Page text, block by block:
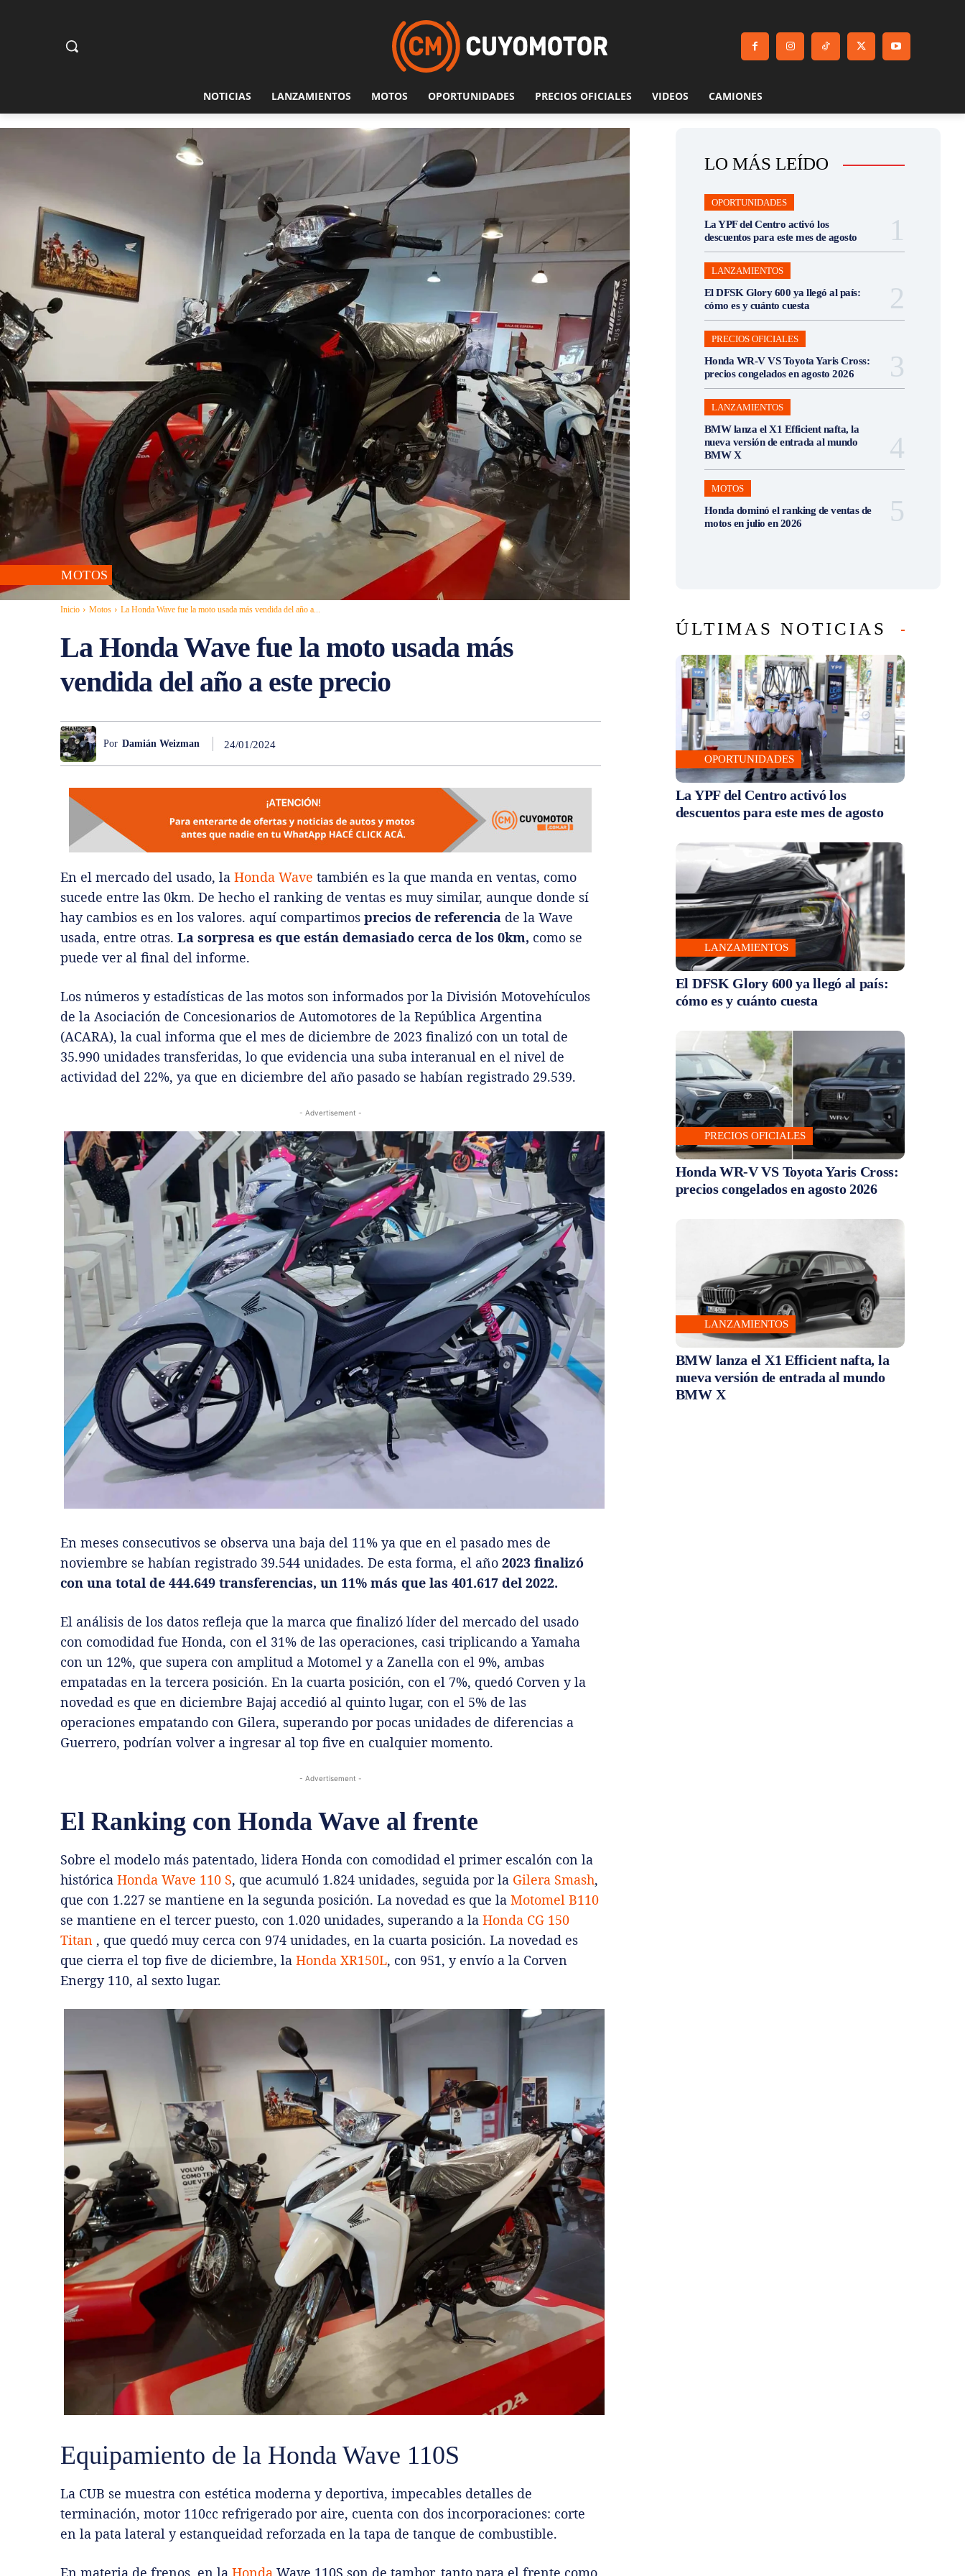
NOTICIAS LANZAMIENTOS MOTOS OPORTUNIDADES PRECIOS OFICIALES VIDEOS CAMIONES
MOTOS
Inicio Motos La Honda Wave fue la moto usada más vendida del año a...
La Honda Wave fue la moto usada más
vendida del año a este precio
Por Damián Weizman 24/01/2024
En el mercado del usado, la Honda Wave también es la que manda en ventas, como
sucede entre las 0km. De hecho el ranking de ventas es muy similar, aunque donde sí
hay cambios es en los valores. aquí compartimos precios de referencia de la Wave
usada, entre otras. La sorpresa es que están demasiado cerca de los 0km, como se
puede ver al final del informe.
Los números y estadísticas de las motos son informados por la División Motovehículos
de la Asociación de Concesionarios de Automotores de la República Argentina
(ACARA), la cual informa que el mes de diciembre de 2023 finalizó con un total de
35.990 unidades transferidas, lo que evidencia una suba interanual en el nivel de
actividad del 22%, ya que en diciembre del año pasado se habían registrado 29.539.
- Advertisement -
En meses consecutivos se observa una baja del 11% ya que en el pasado mes de
noviembre se habían registrado 39.544 unidades. De esta forma, el año 2023 finalizó
con una total de 444.649 transferencias, un 11% más que las 401.617 del 2022.
El análisis de los datos refleja que la marca que finalizó líder del mercado del usado
con comodidad fue Honda, con el 31% de las operaciones, casi triplicando a Yamaha
con un 12%, que supera con amplitud a Motomel y a Zanella con el 9%, ambas
empatadas en la tercera posición. En la cuarta posición, con el 7%, quedó Corven y la
novedad es que en diciembre Bajaj accedió al quinto lugar, con el 5% de las
operaciones empatando con Gilera, superando por pocas unidades de diferencias a
Guerrero, podrían volver a ingresar al top five en cualquier momento.
- Advertisement -
El Ranking con Honda Wave al frente
Sobre el modelo más patentado, lidera Honda con comodidad el primer escalón con la
histórica Honda Wave 110 S, que acumuló 1.824 unidades, seguida por la Gilera Smash,
que con 1.227 se mantiene en la segunda posición. La novedad es que la Motomel B110
se mantiene en el tercer puesto, con 1.020 unidades, superando a la Honda CG 150
Titan , que quedó muy cerca con 974 unidades, en la cuarta posición. La novedad es
que cierra el top five de diciembre, la Honda XR150L, con 951, y envío a la Corven
Energy 110, al sexto lugar.
Equipamiento de la Honda Wave 110S
La CUB se muestra con estética moderna y deportiva, impecables detalles de
terminación, motor 110cc refrigerado por aire, cuenta con dos incorporaciones: corte
en la pata lateral y estanqueidad reforzada en la tapa de tanque de combustible.
En materia de frenos, en la Honda Wave 110S son de tambor, tanto para el frente como
LO MÁS LEÍDO
OPORTUNIDADES
La YPF del Centro activó los
descuentos para este mes de agosto
LANZAMIENTOS
El DFSK Glory 600 ya llegó al país:
cómo es y cuánto cuesta
PRECIOS OFICIALES
Honda WR-V VS Toyota Yaris Cross:
precios congelados en agosto 2026
LANZAMIENTOS
BMW lanza el X1 Efficient nafta, la
nueva versión de entrada al mundo
BMW X
MOTOS
Honda dominó el ranking de ventas de
motos en julio en 2026
ÚLTIMAS NOTICIAS
OPORTUNIDADES
La YPF del Centro activó los
descuentos para este mes de agosto
LANZAMIENTOS
El DFSK Glory 600 ya llegó al país:
cómo es y cuánto cuesta
PRECIOS OFICIALES
Honda WR-V VS Toyota Yaris Cross:
precios congelados en agosto 2026
LANZAMIENTOS
BMW lanza el X1 Efficient nafta, la
nueva versión de entrada al mundo
BMW X